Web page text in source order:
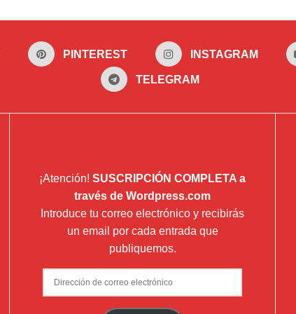
Las
se
pueden
elegir
en
producto
PINTEREST INSTAGRAM
TELEGRAM
¡Atención! SUSCRIPCIÓN COMPLETA a
través de Wordpress.com
Introduce tu correo electrónico y recibirás
un email por cada entrada que
publiquemos.
Dirección
de